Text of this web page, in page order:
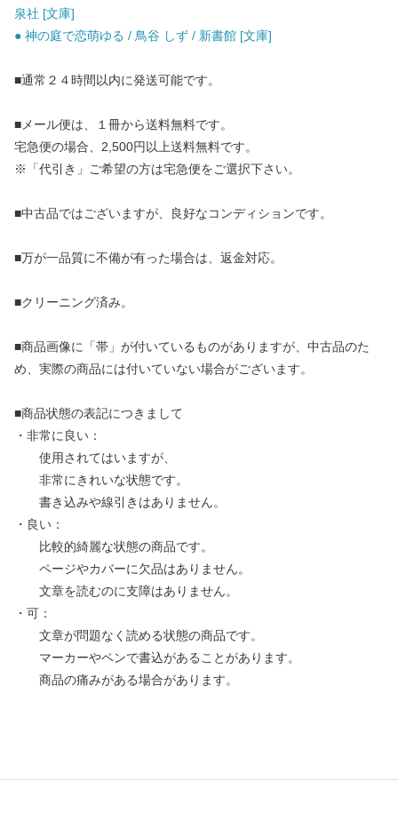
泉社 [文庫]
● 神の庭で恋萌ゆる / 鳥谷 しず / 新書館 [文庫]
■通常２４時間以内に発送可能です。
■メール便は、１冊から送料無料です。
宅急便の場合、2,500円以上送料無料です。
※「代引き」ご希望の方は宅急便をご選択下さい。
■中古品ではございますが、良好なコンディションです。
■万が一品質に不備が有った場合は、返金対応。
■クリーニング済み。
■商品画像に「帯」が付いているものがありますが、中古品のた
め、実際の商品には付いていない場合がございます。
■商品状態の表記につきまして
・非常に良い：
使用されてはいますが、
非常にきれいな状態です。
書き込みや線引きはありません。
・良い：
比較的綺麗な状態の商品です。
ページやカバーに欠品はありません。
文章を読むのに支障はありません。
・可：
文章が問題なく読める状態の商品です。
マーカーやペンで書込があることがあります。
商品の痛みがある場合があります。